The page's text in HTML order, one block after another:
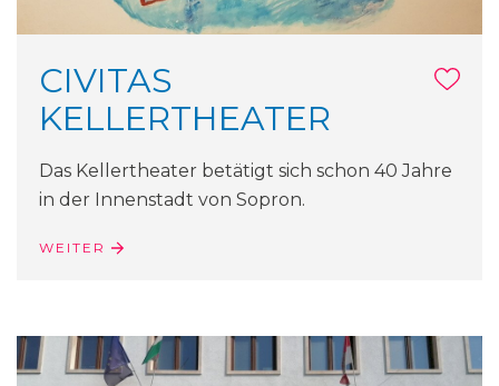
​CIVITAS
KELLERTHEATER
Das Kellertheater betätigt sich schon 40 Jahre
in der Innenstadt von Sopron.
WEITER